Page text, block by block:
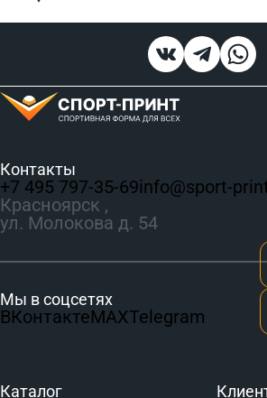
Контакты
+7 495 797‑35-69info@sport-
Красноярск ,
ул. Молокова д. 54
Мы в соцсетях
ВКонтактеMAXTelegram
Каталог